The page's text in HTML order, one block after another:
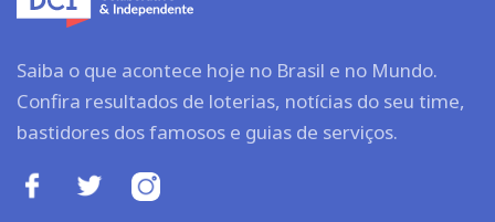
Saiba o que acontece hoje no Brasil e no Mundo.
Confira resultados de loterias, notícias do seu time,
bastidores dos famosos e guias de serviços.